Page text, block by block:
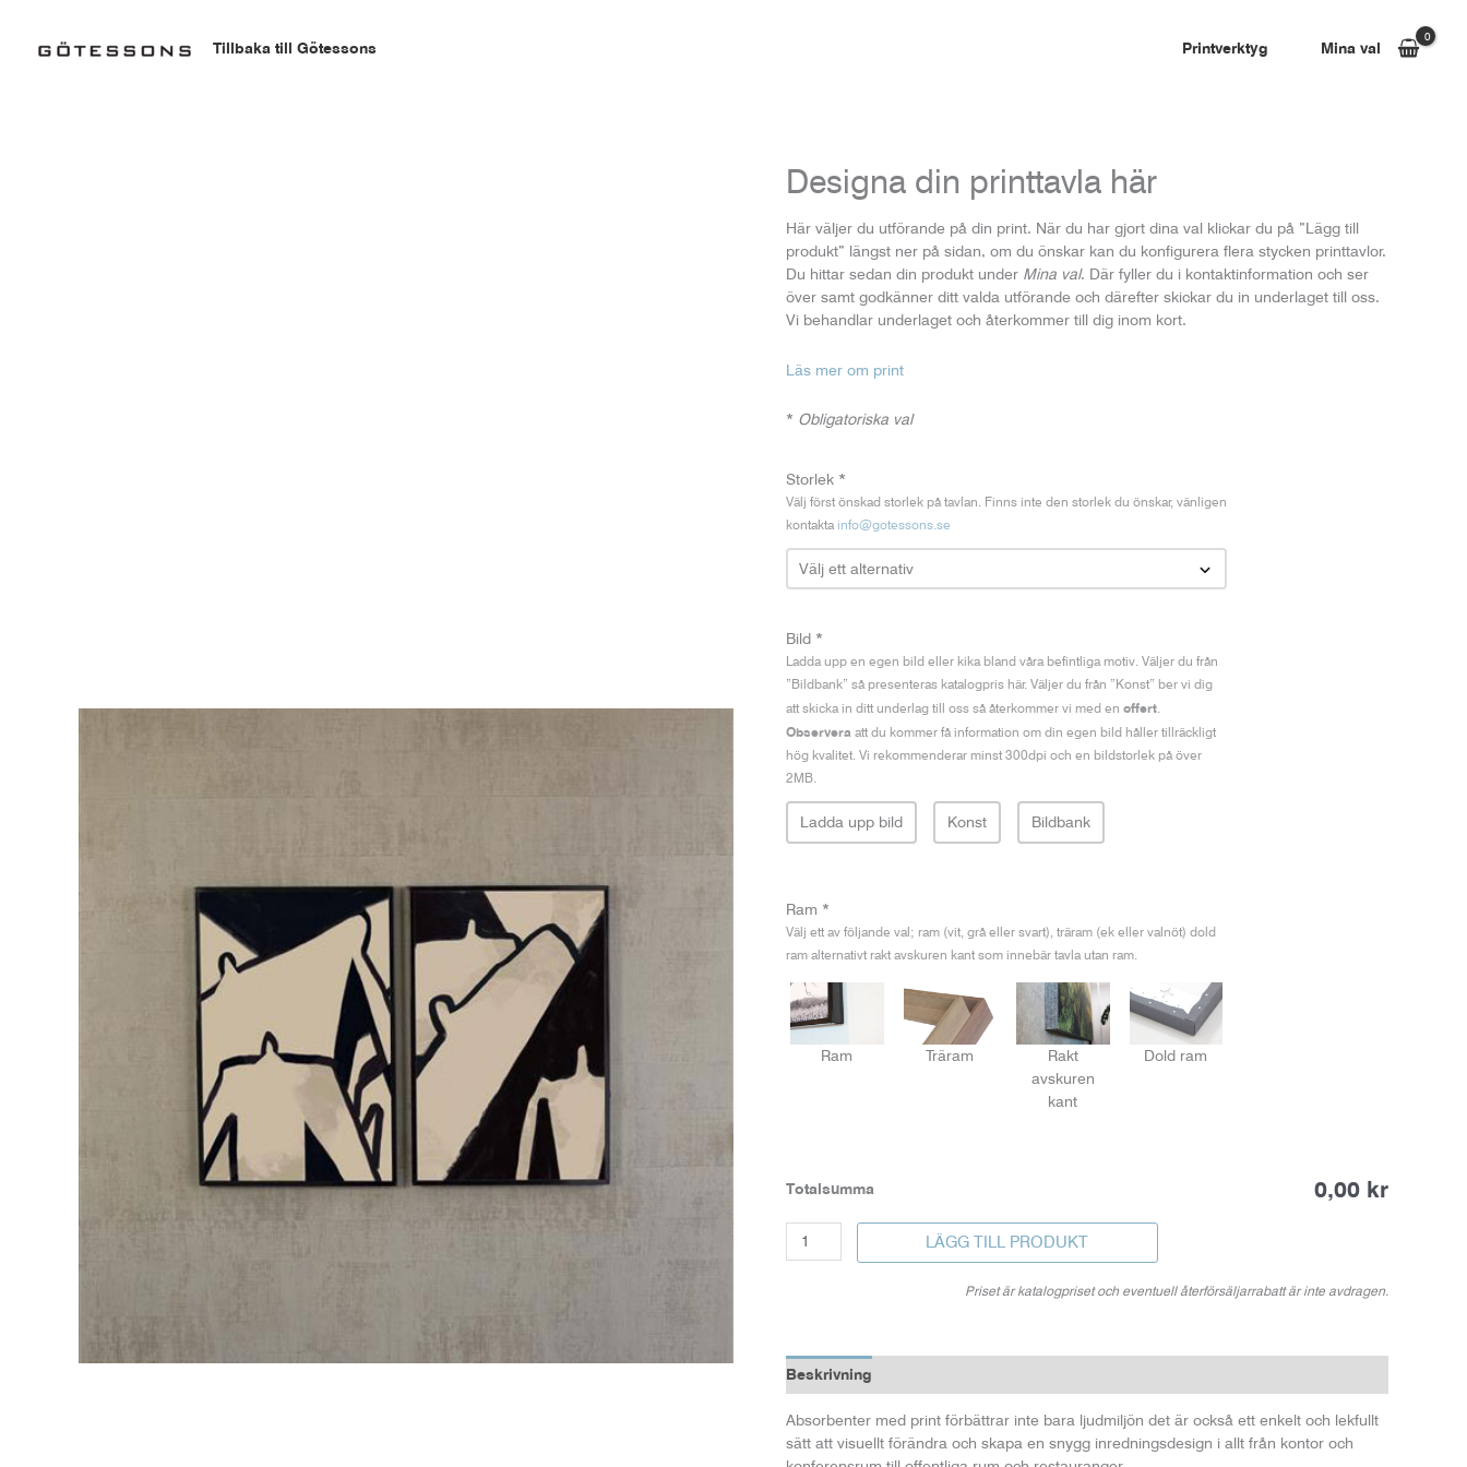
innehåll
Tillbaka till Götessons Printverktyg Mina val
Designa din printtavla här
Här väljer du utförande på din print. När du har gjort dina val klickar du på ”Lägg till
produkt” längst ner på sidan, om du önskar kan du konfigurera flera stycken printtavlor.
Du hittar sedan din produkt under Mina val. Där fyller du i kontaktinformation och ser
över samt godkänner ditt valda utförande och därefter skickar du in underlaget till oss.
Vi behandlar underlaget och återkommer till dig inom kort.
Läs mer om print
* Obligatoriska val
Storlek *
Välj först önskad storlek på tavlan. Finns inte den storlek du önskar, vänligen
kontakta info@gotessons.se
Bild *
Ladda upp en egen bild eller kika bland våra befintliga motiv. Väljer du från
”Bildbank” så presenteras katalogpris här. Väljer du från ”Konst” ber vi dig
att skicka in ditt underlag till oss så återkommer vi med en offert.
Observera att du kommer få information om din egen bild håller tillräckligt
hög kvalitet. Vi rekommenderar minst 300dpi och en bildstorlek på över
2MB.
Ladda upp bild Konst Bildbank
Ram *
Välj ett av följande val; ram (vit, grå eller svart), träram (ek eller valnöt) dold
ram alternativt rakt avskuren kant som innebär tavla utan ram.
Ram Träram
Rakt
avskuren
kant
Dold ram
Totalsumma 0,00 kr
Print
LÄGG TILL PRODUKT
Priset är katalogpriset och eventuell återförsäljarrabatt är inte avdragen.
Beskrivning
Absorbenter med print förbättrar inte bara ljudmiljön det är också ett enkelt och lekfullt
sätt att visuellt förändra och skapa en snygg inredningsdesign i allt från kontor och